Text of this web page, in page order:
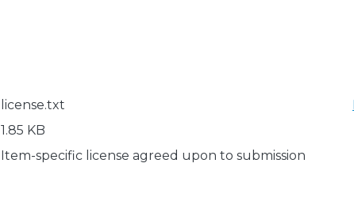
license.txt
1.85 KB
Item-specific license agreed upon to submission